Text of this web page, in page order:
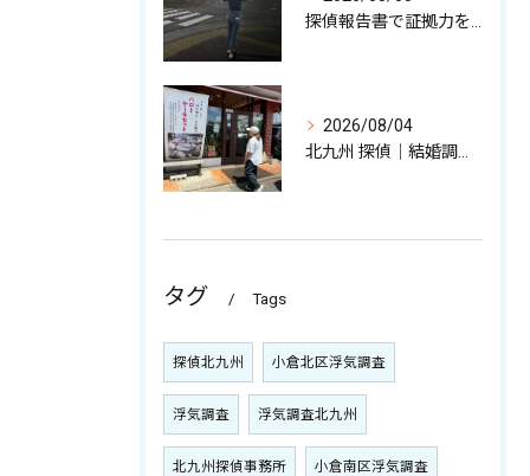
2026/08/04
タグ Tags
探偵北九州 小倉北区浮気調査
浮気調査 浮気調査北九州
北九州探偵事務所 小倉南区浮気調査